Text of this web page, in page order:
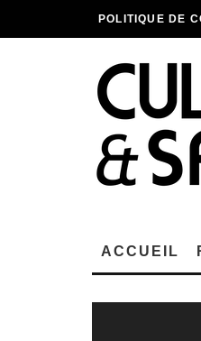
POLITIQUE DE
ACCUEIL